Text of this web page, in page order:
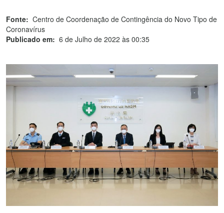
Fonte: Centro de Coordenação de Contingência do Novo Tipo de
Coronavírus
Publicado em: 6 de Julho de 2022 às 00:35